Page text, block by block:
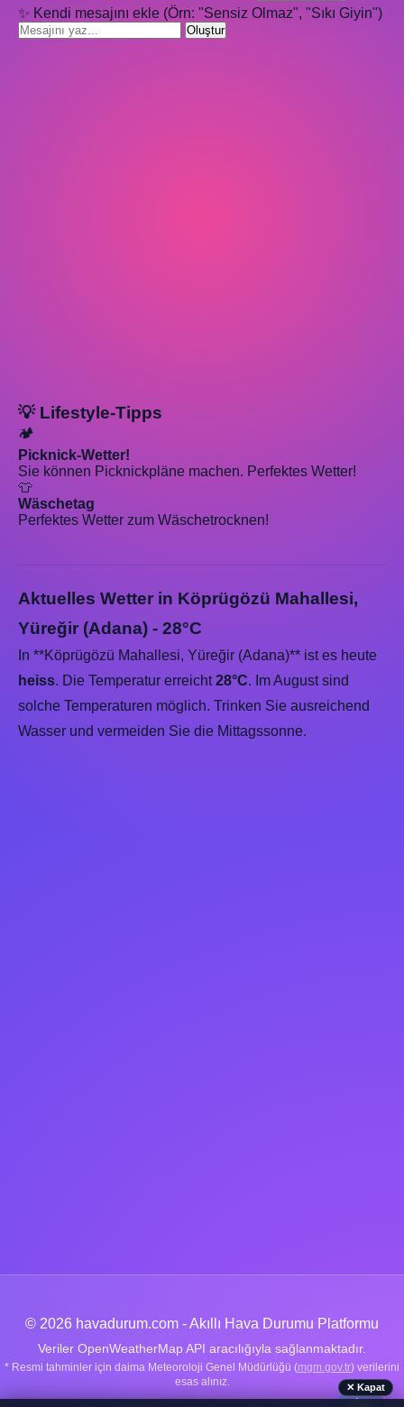
✨ Kendi mesajını ekle (Örn: "Sensiz Olmaz", "Sıkı Giyin")
Oluştur
💡 Lifestyle-Tipps
🏕️
Picknick-Wetter!
Sie können Picknickpläne machen. Perfektes Wetter!
👕
Wäschetag
Perfektes Wetter zum Wäschetrocknen!
Aktuelles Wetter in Köprügözü Mahallesi,
Yüreğir (Adana) - 28°C
In **Köprügözü Mahallesi, Yüreğir (Adana)** ist es heute
heiss. Die Temperatur erreicht28°C. Im August sind
solche Temperaturen möglich. Trinken Sie ausreichend
Wasser und vermeiden Sie die Mittagssonne.
© 2026 havadurum.com - Akıllı Hava Durumu Platformu
Veriler OpenWeatherMap API aracılığıyla sağlanmaktadır.
* Resmi tahminler için daima Meteoroloji Genel Müdürlüğü (mgm.gov.tr) verilerini
esas alınız.
✕ Kapat